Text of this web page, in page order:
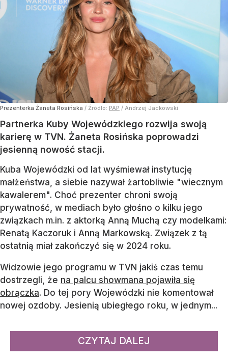
Prezenterka Żaneta Rosińska / Źródło: PAP / Andrzej Jackowski
Partnerka Kuby Wojewódzkiego rozwija swoją
karierę w TVN. Żaneta Rosińska poprowadzi
jesienną nowość stacji.
Kuba Wojewódzki od lat wyśmiewał instytucję
małżeństwa, a siebie nazywał żartobliwie "wiecznym
kawalerem". Choć prezenter chroni swoją
prywatność, w mediach było głośno o kilku jego
związkach m.in. z aktorką Anną Muchą czy modelkami:
Renatą Kaczoruk i Anną Markowską. Związek z tą
ostatnią miał zakończyć się w 2024 roku.
Widzowie jego programu w TVN jakiś czas temu
dostrzegli, że na palcu showmana pojawiła się
obrączka. Do tej pory Wojewódzki nie komentował
nowej ozdoby. Jesienią ubiegłego roku, w jednym...
CZYTAJ DALEJ